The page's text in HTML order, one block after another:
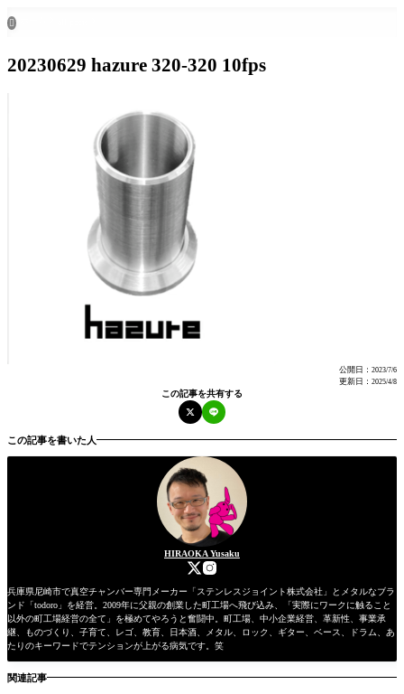

20230629 hazure 320-320 10fps
公開日： 2023/7/6
更新日： 2025/4/8
この記事を共有する
この記事を書いた人
HIRAOKA Yusaku
兵庫県尼崎市で真空チャンバー専門メーカー「ステンレスジョイント株式会社」とメタルなブラ
ンド「todoro」を経営。2009年に父親の創業した町工場へ飛び込み、「実際にワークに触ること
以外の町工場経営の全て」を極めてやろうと奮闘中。町工場、中小企業経営、革新性、事業承
継、ものづくり、子育て、レゴ、教育、日本酒、メタル、ロック、ギター、ベース、ドラム、あ
たりのキーワードでテンションが上がる病気です。笑
関連記事